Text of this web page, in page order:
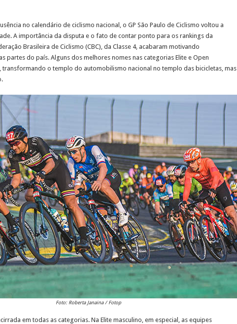
no calendário de ciclismo nacional, o GP São Paulo de Ciclismo voltou a
A importância da disputa e o fato de contar ponto para os rankings da
Brasileira de Ciclismo (CBC), da Classe 4, acabaram motivando
partes do país. Alguns dos melhores nomes nas categorias Elite e Open
o templo do automobilismo nacional no templo das bicicletas, mas
Foto: Roberta Janaina / Fotop
em todas as categorias. Na Elite masculino, em especial, as equipes